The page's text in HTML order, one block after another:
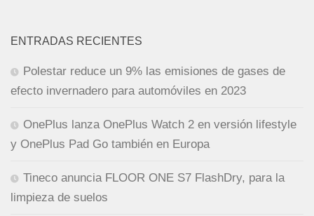
ENTRADAS RECIENTES
Polestar reduce un 9% las emisiones de gases de
efecto invernadero para automóviles en 2023
OnePlus lanza OnePlus Watch 2 en versión lifestyle
y OnePlus Pad Go también en Europa
Tineco anuncia FLOOR ONE S7 FlashDry, para la
limpieza de suelos